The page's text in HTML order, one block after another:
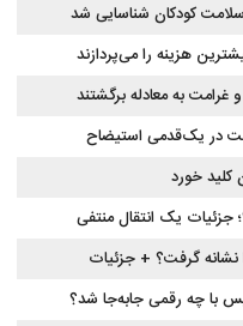
هزینه را می‌پردازند
در یک‌قدمی استیضاح
جزئیات یک انتقال منتفی
نشانه گرفت؟ + جزئیات
با چه رقمی جابه‌جا شد؟